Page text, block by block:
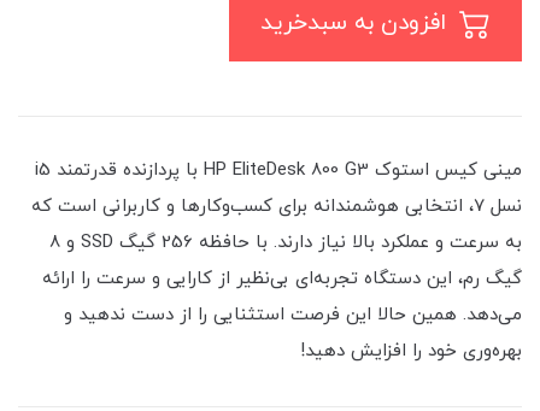
مینی کیس استوک HP EliteDesk 800 G3 با پردازنده قدرتمند i5
نسل 7، انتخابی هوشمندانه برای کسب‌وکارها و کاربرانی است که
به سرعت و عملکرد بالا نیاز دارند. با حافظه 256 گیگ SSD و 8
گیگ رم، این دستگاه تجربه‌ای بی‌نظیر از کارایی و سرعت را ارائه
می‌دهد. همین حالا این فرصت استثنایی را از دست ندهید و
بهره‌وری خود را افزایش دهید!